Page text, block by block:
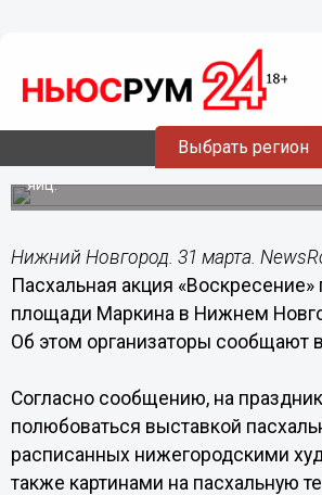
Выбрать регион
Пасхальная акция
пройдет в Нижнем
апреля
Гости праздника смогут посетить
яиц.
Нижний Новгород. 31 марта.
Пасхальная акция «Воскресение»
площади Маркина в Нижнем
Об этом организаторы сообщают
Согласно сообщению, на
полюбоваться выставкой
расписанных нижегородскими
также картинами на пасхальную